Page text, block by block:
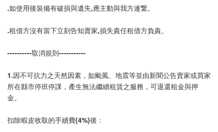
.如使用後裝備有破損與遺失,應主動與我方連繋。
.租借方沒有當下立刻告知賣家,損失責任租借方負責。
----------取消規則-----------
1.因不可抗力之天然因素，如颱風、地震等並由新聞公告賣家或買家
所在縣市停班停課，產生無法繼續租賃之服務，可退還租金與押
金。
扣除蝦皮收取的手續費(4%)後：